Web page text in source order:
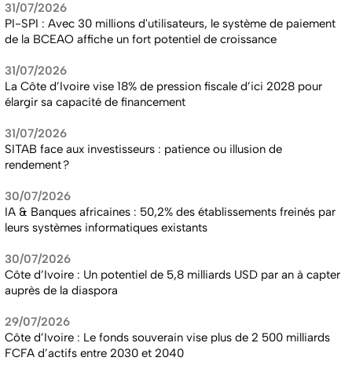
31/07/2026
PI-SPI : Avec 30 millions d'utilisateurs, le système de paiement
de la BCEAO affiche un fort potentiel de croissance
31/07/2026
La Côte d’Ivoire vise 18% de pression fiscale d’ici 2028 pour
élargir sa capacité de financement
31/07/2026
SITAB face aux investisseurs : patience ou illusion de
rendement ?
30/07/2026
IA & Banques africaines : 50,2% des établissements freinés par
leurs systèmes informatiques existants
30/07/2026
Côte d’Ivoire : Un potentiel de 5,8 milliards USD par an à capter
auprès de la diaspora
29/07/2026
Côte d’Ivoire : Le fonds souverain vise plus de 2 500 milliards
FCFA d’actifs entre 2030 et 2040